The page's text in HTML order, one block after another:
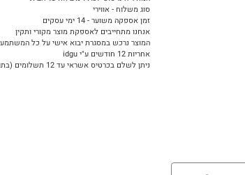
סוג משלוח - אווירי
זמן אספקה משוער - 14 ימי עסקים
אנחנו מתחייבים לאספקת מוצר מקורי ותקין
המוצר נרכש במסגרת יבוא אישי על כל
אחריות 12 חודשים ע"י idgu
ניתן לשלם בכרטיס אשראי עד 12 תשלומים (בתוספת ריבית)